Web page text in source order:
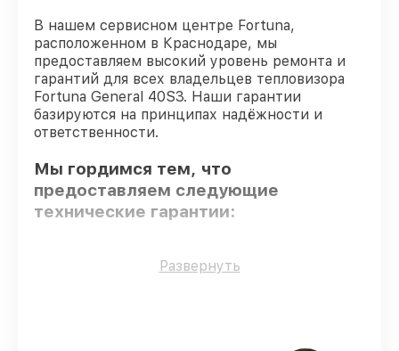
В нашем сервисном центре Fortuna,
расположенном в Краснодаре, мы
предоставляем высокий уровень ремонта и
гарантий для всех владельцев тепловизора
Fortuna General 40S3. Наши гарантии
базируются на принципах надёжности и
ответственности.
Мы гордимся тем, что
предоставляем следующие
технические гарантии:
Оригинальные детали– только
Развернуть